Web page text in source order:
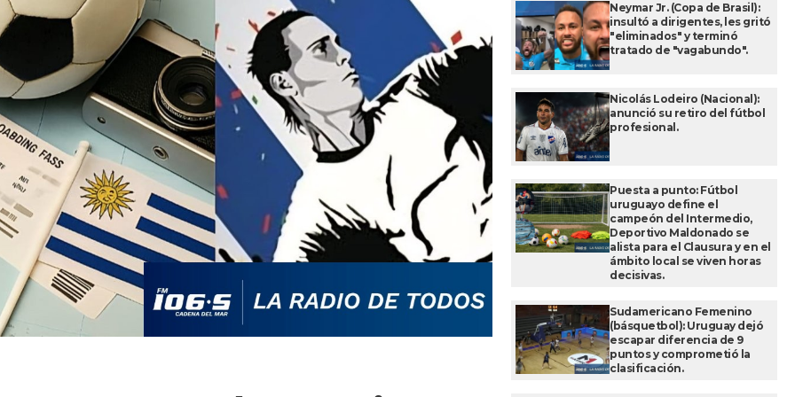
Neymar Jr. (Copa de Brasil):
insultó a dirigentes, les gritó
"eliminados" y terminó
tratado de "vagabundo".
Nicolás Lodeiro (Nacional):
anunció su retiro del fútbol
profesional.
Puesta a punto: Fútbol
uruguayo define el
campeón del Intermedio,
Deportivo Maldonado se
alista para el Clausura y en el
ámbito local se viven horas
decisivas.
Sudamericano Femenino
(básquetbol): Uruguay dejó
escapar diferencia de 9
puntos y comprometió la
clasificación.